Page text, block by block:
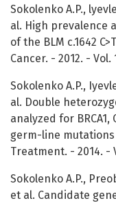
Sokolenko A.P.,
al. High prevalence
of the BLM c.1642
Cancer. - 2012. -
Sokolenko A.P.,
al. Double
analyzed for BRCA1,
germ-line
Treatment. - 2014. -
Sokolenko A.P.,
et al. Candidate